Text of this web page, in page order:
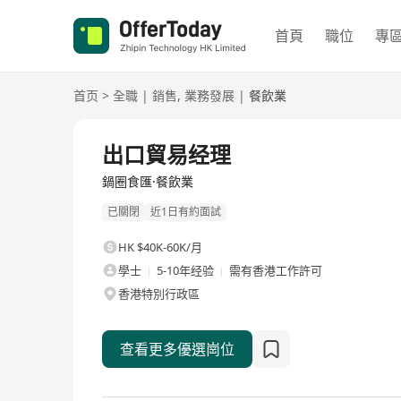
首頁 職位 專
首页 > 全職 | 銷售, 業務發展 | 餐飲業
出口貿易经理
鍋圈食匯·餐飲業
已關閉 近1日有約面試
HK $40K-60K/月
學士
5-10年经验
需有香港工作許可
香港特別行政區
查看更多優選崗位